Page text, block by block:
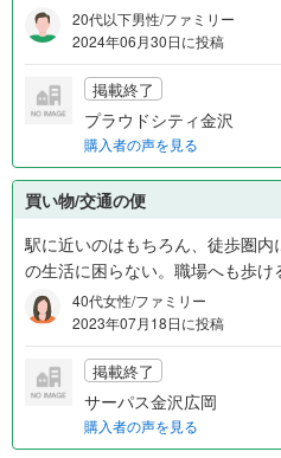
20代以下男性/ファミリー
2024年06月30日に投稿
掲載終了
プラウドシティ金沢
購入者の声を見る
買い物/交通の便
駅に近いのはもちろん、徒歩圏
の生活に困らない。職場へも歩け
40代女性/ファミリー
2023年07月18日に投稿
掲載終了
サーパス金沢広岡
購入者の声を見る